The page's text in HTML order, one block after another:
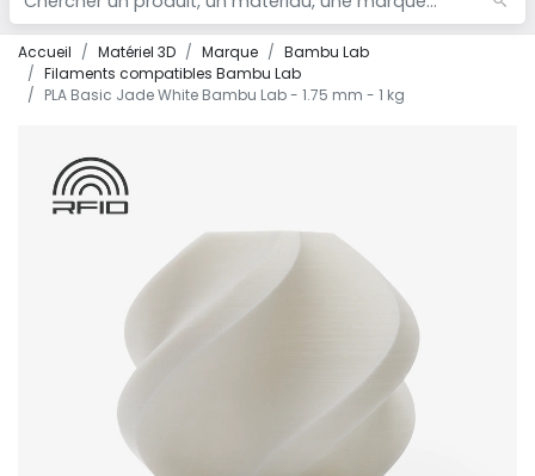
Accueil Matériel 3D Marque
Bambu Lab
Filaments compatibles Bambu Lab
PLA Basic Jade White Bambu Lab - 1.75 mm - 1 kg